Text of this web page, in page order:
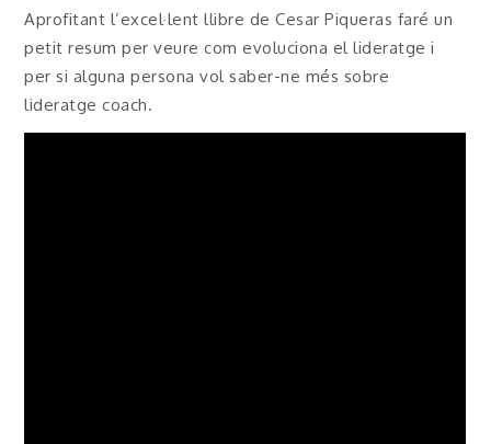
Aprofitant l’excel·lent llibre de Cesar Piqueras faré un
petit resum per veure com evoluciona el lideratge i
per si alguna persona vol saber-ne més sobre
lideratge coach.